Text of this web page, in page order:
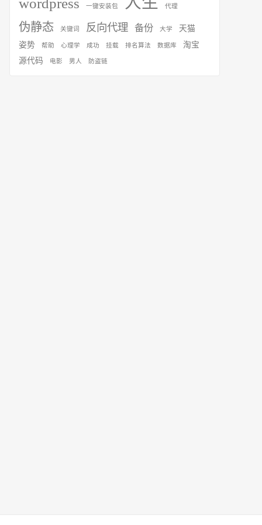
wordpress 一键安装包 代理
伪静态 关键词 反向代理 备份 大学
天猫
姿势
帮助 心理学 成功 挂载 排名算法 数据库
淘宝
源代码
电影 男人 防盗链